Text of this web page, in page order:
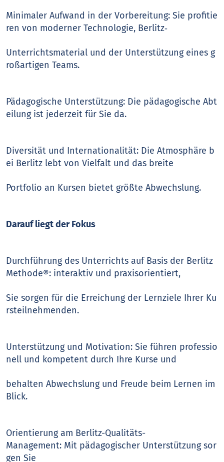
Minimaler Aufwand in der Vorbereitung: Sie profitie
ren von moderner Technologie, Berlitz‑
Unterrichtsmaterial und der Unterstützung eines g
roßartigen Teams.
Pädagogische Unterstützung: Die pädagogische Abt
eilung ist jederzeit für Sie da.
Diversität und Internationalität: Die Atmosphäre b
ei Berlitz lebt von Vielfalt und das breite
Portfolio an Kursen bietet größte Abwechslung.
Darauf liegt der Fokus
Durchführung des Unterrichts auf Basis der Berlitz
Methode®: interaktiv und praxisorientiert,
Sie sorgen für die Erreichung der Lernziele Ihrer Ku
rsteilnehmenden.
Unterstützung und Motivation: Sie führen professio
nell und kompetent durch Ihre Kurse und
behalten Abwechslung und Freude beim Lernen im
Blick.
Orientierung am Berlitz-Qualitäts-
Management: Mit pädagogischer Unterstützung sor
gen Sie